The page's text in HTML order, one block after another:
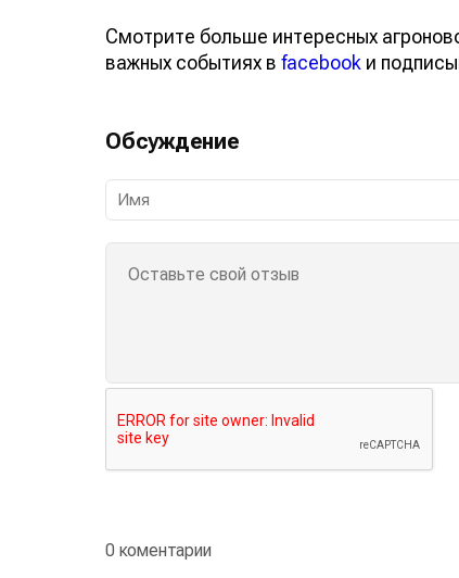
Смотрите больше интересных
важных событиях в facebook и
Обсуждение
0 коментарии